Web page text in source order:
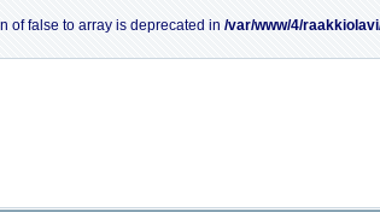
of false to array is deprecated in /var/www/4/